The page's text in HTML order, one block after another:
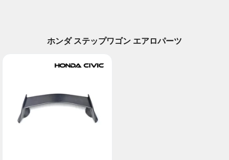
ホンダ ステップワゴン エアロパーツ